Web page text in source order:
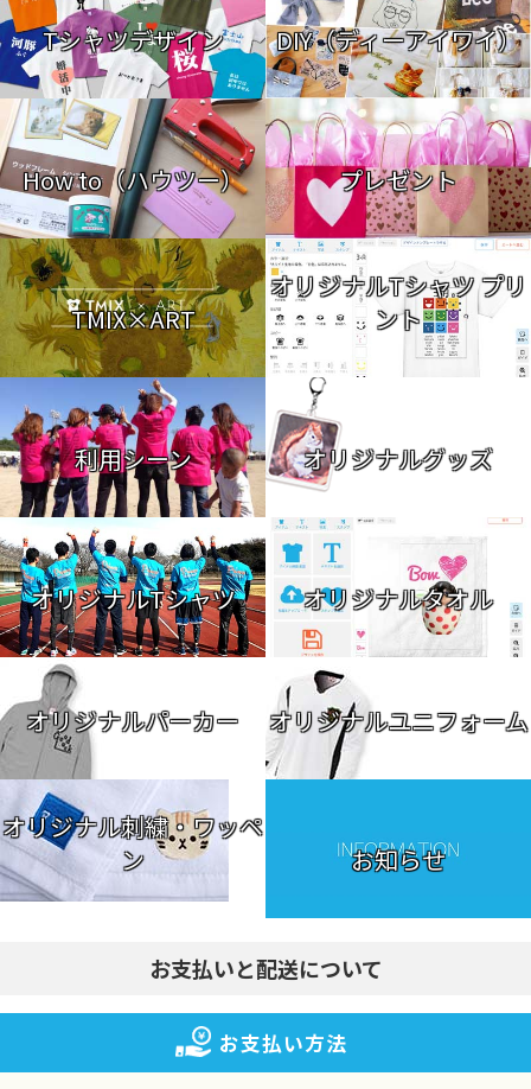
Tシャツデザイン DIY（ディーアイワイ）
How to（ハウツー） プレゼント
TMIX×ART
オリジナルTシャツ プリ
ント
利用シーン オリジナルグッズ
オリジナルTシャツ オリジナルタオル
オリジナルパーカー オリジナルユニフォーム
オリジナル刺繍・ワッペ
ン
お知らせ
お支払いと配送について
お支払い方法